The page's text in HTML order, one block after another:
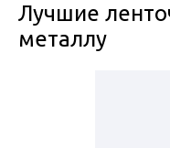
Лучшие
металлу